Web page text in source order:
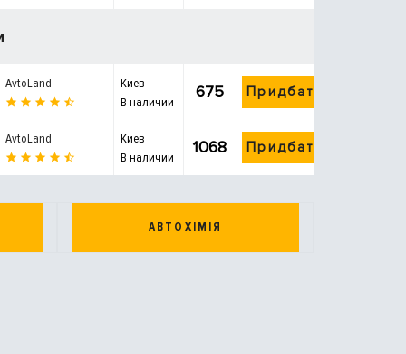
AvtoLand
Киев
В наличии
675 Придбати
AvtoLand
Киев
В наличии
1068 Придбати
АВТОХІМІЯ